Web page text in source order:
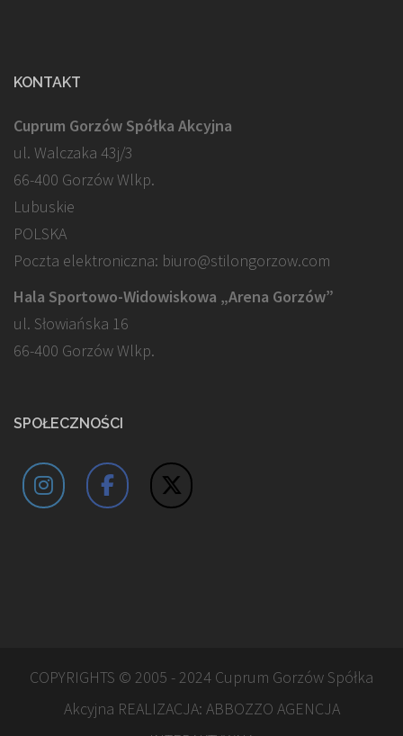
KONTAKT
Cuprum Gorzów Spółka Akcyjna
ul. Walczaka 43j/3
66-400 Gorzów Wlkp.
Lubuskie
POLSKA
Poczta elektroniczna: biuro@stilongorzow.com
Hala Sportowo-Widowiskowa „Arena Gorzów”
ul. Słowiańska 16
66-400 Gorzów Wlkp.
SPOŁECZNOŚCI
COPYRIGHTS © 2005 - 2024 Cuprum Gorzów Spółka
Akcyjna REALIZACJA: ABBOZZO AGENCJA